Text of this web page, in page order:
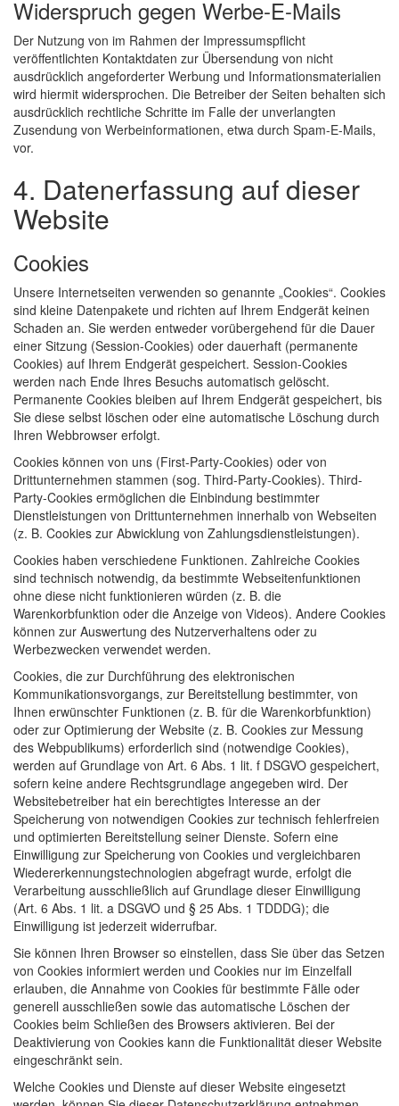
Widerspruch gegen Werbe-E-Mails
Der Nutzung von im Rahmen der Impressumspflicht
veröffentlichten Kontaktdaten zur Übersendung von nicht
ausdrücklich angeforderter Werbung und Informationsmaterialien
wird hiermit widersprochen. Die Betreiber der Seiten behalten sich
ausdrücklich rechtliche Schritte im Falle der unverlangten
Zusendung von Werbeinformationen, etwa durch Spam-E-Mails,
vor.
4. Datenerfassung auf dieser
Website
Cookies
Unsere Internetseiten verwenden so genannte „Cookies“. Cookies
sind kleine Datenpakete und richten auf Ihrem Endgerät keinen
Schaden an. Sie werden entweder vorübergehend für die Dauer
einer Sitzung (Session-Cookies) oder dauerhaft (permanente
Cookies) auf Ihrem Endgerät gespeichert. Session-Cookies
werden nach Ende Ihres Besuchs automatisch gelöscht.
Permanente Cookies bleiben auf Ihrem Endgerät gespeichert, bis
Sie diese selbst löschen oder eine automatische Löschung durch
Ihren Webbrowser erfolgt.
Cookies können von uns (First-Party-Cookies) oder von
Drittunternehmen stammen (sog. Third-Party-Cookies). Third-
Party-Cookies ermöglichen die Einbindung bestimmter
Dienstleistungen von Drittunternehmen innerhalb von Webseiten
(z. B. Cookies zur Abwicklung von Zahlungsdienstleistungen).
Cookies haben verschiedene Funktionen. Zahlreiche Cookies
sind technisch notwendig, da bestimmte Webseitenfunktionen
ohne diese nicht funktionieren würden (z. B. die
Warenkorbfunktion oder die Anzeige von Videos). Andere Cookies
können zur Auswertung des Nutzerverhaltens oder zu
Werbezwecken verwendet werden.
Cookies, die zur Durchführung des elektronischen
Kommunikationsvorgangs, zur Bereitstellung bestimmter, von
Ihnen erwünschter Funktionen (z. B. für die Warenkorbfunktion)
oder zur Optimierung der Website (z. B. Cookies zur Messung
des Webpublikums) erforderlich sind (notwendige Cookies),
werden auf Grundlage von Art. 6 Abs. 1 lit. f DSGVO gespeichert,
sofern keine andere Rechtsgrundlage angegeben wird. Der
Websitebetreiber hat ein berechtigtes Interesse an der
Speicherung von notwendigen Cookies zur technisch fehlerfreien
und optimierten Bereitstellung seiner Dienste. Sofern eine
Einwilligung zur Speicherung von Cookies und vergleichbaren
Wiedererkennungstechnologien abgefragt wurde, erfolgt die
Verarbeitung ausschließlich auf Grundlage dieser Einwilligung
(Art. 6 Abs. 1 lit. a DSGVO und § 25 Abs. 1 TDDDG); die
Einwilligung ist jederzeit widerrufbar.
Sie können Ihren Browser so einstellen, dass Sie über das Setzen
von Cookies informiert werden und Cookies nur im Einzelfall
erlauben, die Annahme von Cookies für bestimmte Fälle oder
generell ausschließen sowie das automatische Löschen der
Cookies beim Schließen des Browsers aktivieren. Bei der
Deaktivierung von Cookies kann die Funktionalität dieser Website
eingeschränkt sein.
Welche Cookies und Dienste auf dieser Website eingesetzt